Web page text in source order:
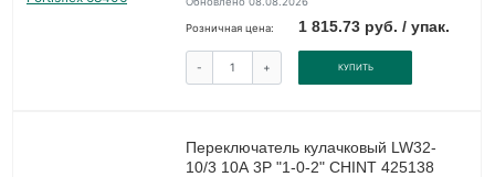
Розничная цена: 1 815.73 руб. / упак.
- + КУПИТЬ
Переключатель кулачковый LW32-
10/3 10А 3Р "1-0-2" CHINT 425138